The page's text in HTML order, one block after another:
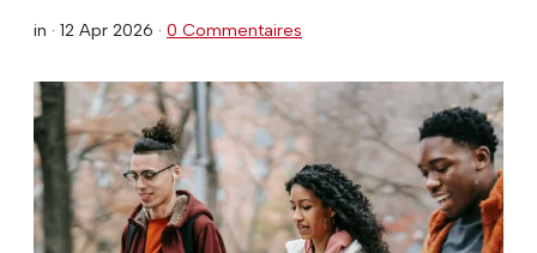
in · 12 Apr 2026 · 0 Commentaires